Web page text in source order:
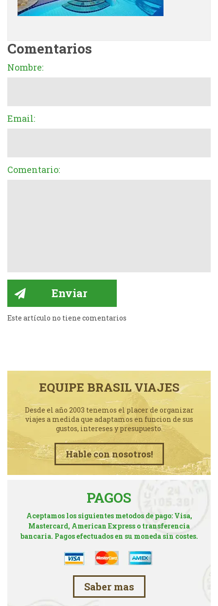
Comentarios
Nombre:
Email:
Comentario:
Este artículo no tiene comentarios
EQUIPE BRASIL VIAJES
Desde el año 2003 tenemos el placer de organizar
viajes a medida que adaptamos en funcion de sus
gustos, intereses y presupuesto.
Hable con nosotros!
PAGOS
Aceptamos los siguientes metodos de pago: Visa,
Mastercard, American Express o transferencia
bancaria. Pagos efectuados en su moneda sin costes.
Saber mas